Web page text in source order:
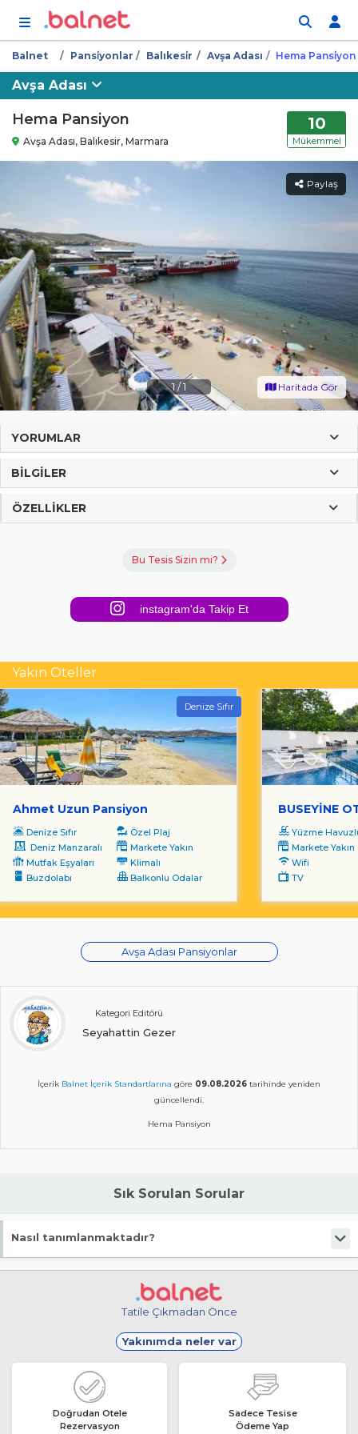
Balnet Pansi̇yonlar Balıkesi̇r Avşa Adası Hema Pansi̇yon
Avşa Adası
Hema Pansiyon
Avşa Adası, Balıkesir, Marmara
10
Mükemmel
1/1
Paylaş
Haritada Gör
YORUMLAR
BILGILER
ÖZELLIKLER
Bu Tesis Sizin mi?
instagram'da Takip Et
Yakın Oteller
Denize Sıfır
Ahmet Uzun Pansiyon
Denize Sıfır
Özel Plaj
Deniz Manzaralı
Markete Yakın
Mutfak Eşyaları
Klimalı
Buzdolabı
Balkonlu Odalar
BUSEYİNE
Yüzme
Markete Yakın
Wifi
TV
Avşa Adası Pansiyonlar
Kategori Editörü
Seyahattin Gezer
İçerik Balnet İçerik Standartlarına göre 09.08.2026 tarihinde yeniden
güncellendi.
Hema Pansiyon
Sık Sorulan Sorular
Nasıl tanımlanmaktadır?
Tesis Pansiyon statüsündedir.
Tatile Çıkmadan Önce
Yakınımda neler var
Doğrudan Otele
Rezervasyon
Sadece Tesise
Ödeme Yap